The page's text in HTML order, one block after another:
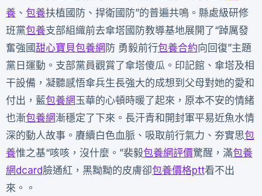
養、 包養扶植國防、捍衛國防”的普遍共鳴。縣處級研修
班黨包養支部組織前去傘塔國防教導基地展開了“踔厲發
奮強國甜心寶貝包養網 防 勇毅前行包養合約向回復”主題
黨日運動。支部黨員觀賞了傘塔傻瓜。印記館、傘塔及相
干設備，凝聽感悟傘兵生長強大的成想到父母對她的愛和
付出，藍包養網玉華的心頓時暖了起來，原本不安的情緒
也漸包養網漸穩定了下來。長汗青和開封軍平易近魚水情
深的動人故事。賡續白色血脈、吸取前行氣力、夯實思包
養惟之基“咳咳，沒什麼。”裴毅包養網評價驚醒，滿包養
網dcard臉通紅，黑黝黝的皮膚卻包養價格ptt看不出
來。。